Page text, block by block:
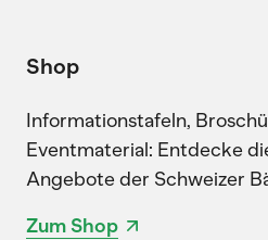
Shop
Informationstafeln,
Eventmaterial: Entdecke
Angebote der Schweizer
Zum Shop